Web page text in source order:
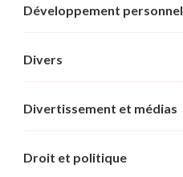
Développement personnel
Divers
Divertissement et médias
Droit et politique